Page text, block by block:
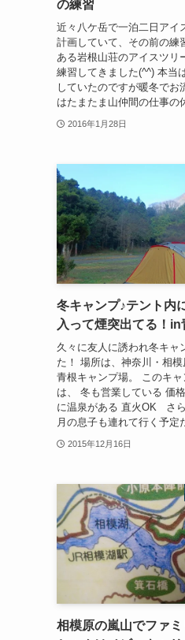
の練習
近々八ケ岳で一泊二日アイ
計画していて、その前の練
ある岩根山荘のアイスツリ
練習してきました(^^) 本当
していたのですが暖冬でお
はたまたま山仲間の仕事の
2016年1月28日
冬キャンプ♪テント内
入って煙突出てる！
久々に友人に誘われ冬キャ
た！ 場所は、神奈川・相
青根キャンプ場。 このキ
は、 冬も営業している 価
に温泉がある 直火OK さ
月の息子も連れて行く予定
2015年12月16日
相模原の嵐山でファ